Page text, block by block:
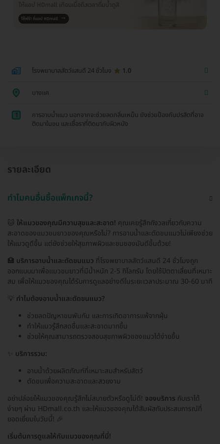
โรงพยาบาลสัตว์แสนดี 24 ชั่วโมง 1.0
บางแค
1
การอาบน้ำแมว นอกจากจะช่วยลดกลิ่นเหม็น ยังช่วยป้องกันปรสิตที่อาจ
ติดมาในขน และเชื้อราที่ติดมากับผิวหนัง
รายละเอียด
ทำไมคนอื่นซื้อแพ็กเกจนี้?
🐱 ให้แมวของคุณมีความสุขและสะอาด! คุณเคยรู้สึกกังวลเกี่ยวกับความ
สะอาดของแมวขนยาวของคุณหรือไม่? การอาบน้ำและตัดขนแมวไม่เพียงช่วย
ให้แมวดูดีขึ้น แต่ยังช่วยให้สุขภาพผิวและขนของมันดีขึ้นด้วย!
🏥 บริการอาบน้ำและตัดขนแมว ที่โรงพยาบาลสัตว์แสนดี 24 ชั่วโมงถูก
ออกแบบมาเพื่อแมวขนยาวที่มีน้ำหนัก 2-5 กิโลกรัม โดยใช้ปัตตาเลี่ยนที่เหมาะ
สม เพื่อให้แมวของคุณได้รับการดูแลอย่างดีในระยะเวลาประมาณ 30-60 นาที
💡 ทำไมต้องอาบน้ำและตัดขนแมว?
ช่วยลดปัญหาขนพันกัน และการเกิดอาการแพ้จากฝุ่น
ทำให้แมวรู้สึกสดชื่นและสะอาดมากขึ้น
ช่วยให้คุณสามารถตรวจสอบสุขภาพผิวของแมวได้ง่ายขึ้น
บริการรวม:
อาบน้ำด้วยผลิตภัณฑ์ที่เหมาะสมสำหรับสัตว์
ตัดขนเพื่อความสะอาดและสวยงาม
อย่าปล่อยให้แมวของคุณรู้สึกไม่สบายตัวหรือดูไม่ดี! จองบริการ กับเราได้
ง่ายๆ ผ่าน HDmall.co.th และให้แมวของคุณได้สัมผัสกับประสบการณ์ที่
ยอดเยี่ยมในวันนี้! 🎉
เริ่มต้นการดูแลให้กับแมวของคุณที่นี่!